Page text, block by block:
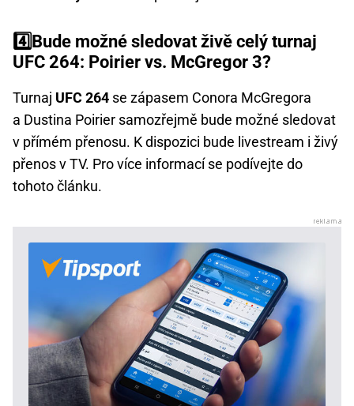
4️⃣Bude možné sledovat živě celý turnaj
UFC 264: Poirier vs. McGregor 3?
Turnaj UFC 264 se zápasem Conora McGregora
a Dustina Poirier samozřejmě bude možné sledovat
v přímém přenosu. K dispozici bude livestream i živý
přenos v TV. Pro více informací se podívejte do
tohoto článku.